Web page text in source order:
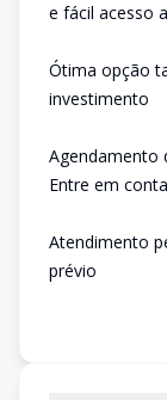
e fácil acesso
Ótima opção
investimento
Agendamento
Entre em
Atendimento
prévio